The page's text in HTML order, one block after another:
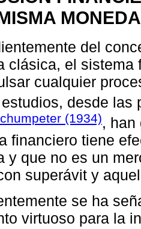
MONEDA
del
clásica, el sistema
cualquier
desde
(1934), han
financiero tiene
y que no es un
superávit y
se ha
virtuoso para la